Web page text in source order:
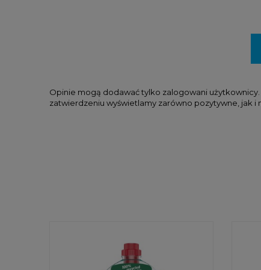
Opinie mogą dodawać tylko zalogowani
zatwierdzeniu wyświetlamy zarówno pozytywne, jak i